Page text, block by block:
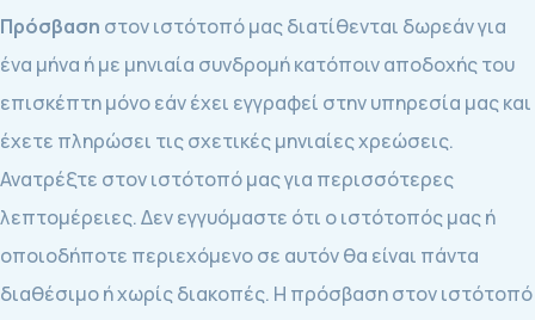
Πρόσβαση στον ιστότοπό μας διατίθενται δωρεάν για
ένα μήνα ή με μηνιαία συνδρομή κατόποιν αποδοχής του
επισκέπτη μόνο εάν έχει εγγραφεί στην υπηρεσία μας και
έχετε πληρώσει τις σχετικές μηνιαίες χρεώσεις.
Ανατρέξτε στον ιστότοπό μας για περισσότερες
λεπτομέρειες. Δεν εγγυόμαστε ότι ο ιστότοπός μας ή
οποιοδήποτε περιεχόμενο σε αυτόν θα είναι πάντα
διαθέσιμο ή χωρίς διακοπές. Η πρόσβαση στον ιστότοπό